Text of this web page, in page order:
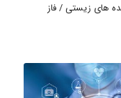
های زیستی / فاز